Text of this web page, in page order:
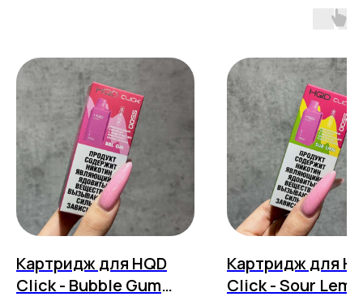
Картридж для HQD
Click - Bubble Gum
Картридж для
Click - Sour